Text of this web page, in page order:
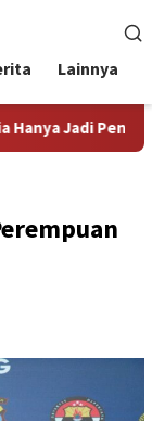
Lainnya
Prof.